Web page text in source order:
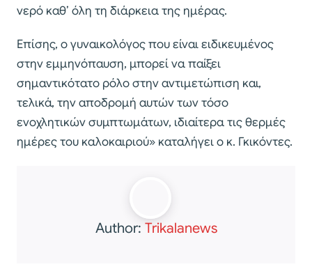
νερό καθ’ όλη τη διάρκεια της ημέρας.
Επίσης, ο γυναικολόγος που είναι ειδικευμένος
στην εμμηνόπαυση, μπορεί να παίξει
σημαντικότατο ρόλο στην αντιμετώπιση και,
τελικά, την αποδρομή αυτών των τόσο
ενοχλητικών συμπτωμάτων, ιδιαίτερα τις θερμές
ημέρες του καλοκαιριού» καταλήγει ο κ. Γκικόντες.
Author: Trikalanews